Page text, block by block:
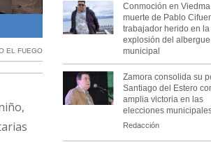
El alto el fuego de octubre redujo
EL FUEGO
Conmoción en
muerte de Pablo
trabajador herido en la
explosión del albergue
municipal
Zamora consolida su
Santiago del Estero
amplia victoria en las
elecciones
Redacción